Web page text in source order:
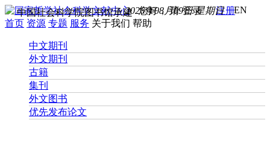
您好， 请登录 注册EN
2026年08月09日 星期日
中国社会科学院图书馆承建
首页 资源 专题 服务 关于我们 帮助
中文期刊
外文期刊
古籍
集刊
外文图书
优先发布论文